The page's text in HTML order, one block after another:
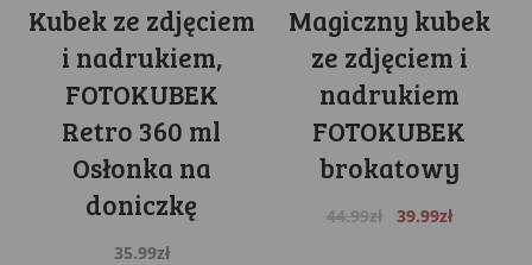
Kubek ze zdjęciem
i nadrukiem,
FOTOKUBEK
Retro 360 ml
Osłonka na
doniczkę
35.99zł
Magiczny kubek
ze zdjęciem i
nadrukiem
FOTOKUBEK
brokatowy
44.99zł
Original
39.99złCurrent